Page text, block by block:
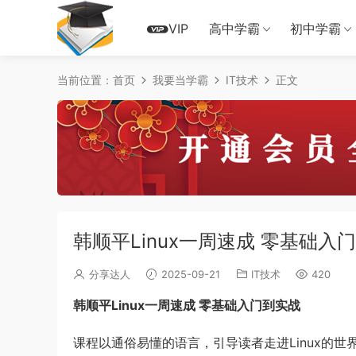
VIP 高中学霸 初中学霸
当前位置： 首页 我要当学霸 IT技术 正文
韩顺平Linux一周速成 零基础入
分享达人 2025-09-21 IT技术 420
韩顺平Linux一周速成 零基础入门到实战
课程以通俗易懂的语言，引导读者走进Linux的世